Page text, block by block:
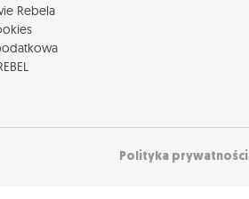
Rebela
Polityka prywatności